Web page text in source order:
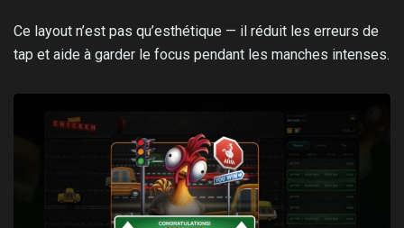
Ce layout n’est pas qu’esthétique — il réduit les erreurs de
tap et aide à garder le focus pendant les manches intenses.